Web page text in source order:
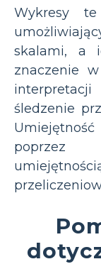
Wykresy
skalami, a
znaczenie
śledzenie
poprzez